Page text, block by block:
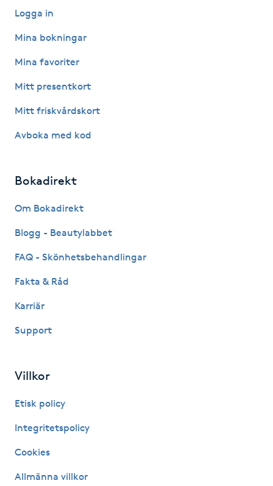
Japansk massage
K18
Kinesiologi
Kinesisk medicin
Klangmassage
Klippning & Slingor
Klippning ungdom
Logga in
Mina bokningar
Mina favoriter
Mitt presentkort
Mitt friskvårdskort
Avboka med kod
Bokadirekt
Om Bokadirekt
Blogg - Beautylabbet
FAQ - Skönhetsbehandlingar
Fakta & Råd
Karriär
Support
Villkor
Etisk policy
Integritetspolicy
Cookies
Allmänna villkor